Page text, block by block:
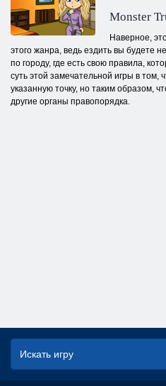
Monster
Наверное,
этого жанра, ведь ездить вы будете
по городу, где есть свою правила,
суть этой замечательной игры в том,
указанную точку, но таким образом,
другие органы правопорядка.